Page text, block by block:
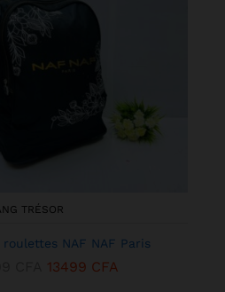
TRÉSOR
roulettes NAF NAF Paris
13499 CFA